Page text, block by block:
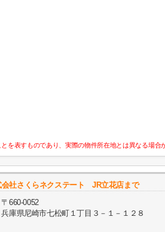
表すものであり、実際の物件所在地とは異なる場合
会社さくらネクステート JR立花店まで
〒660-0052
兵庫県尼崎市七松町１丁目３－１－１２８